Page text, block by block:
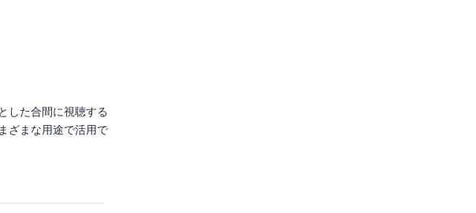
した合間に視聴する
ざまな用途で活用で